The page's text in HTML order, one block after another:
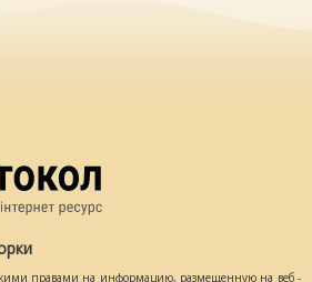
правами на информацию, размещенную на веб -